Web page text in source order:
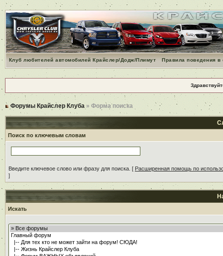
Клуб любителей автомобилей Крайслер/Додж/Плимут Правила поведения
Форумы Крайслер Клуба » Форма поиска
Поиск по ключевым словам
Введите ключевое слово или фразу для поиска. [ Расширенная помощь по
]
Искать